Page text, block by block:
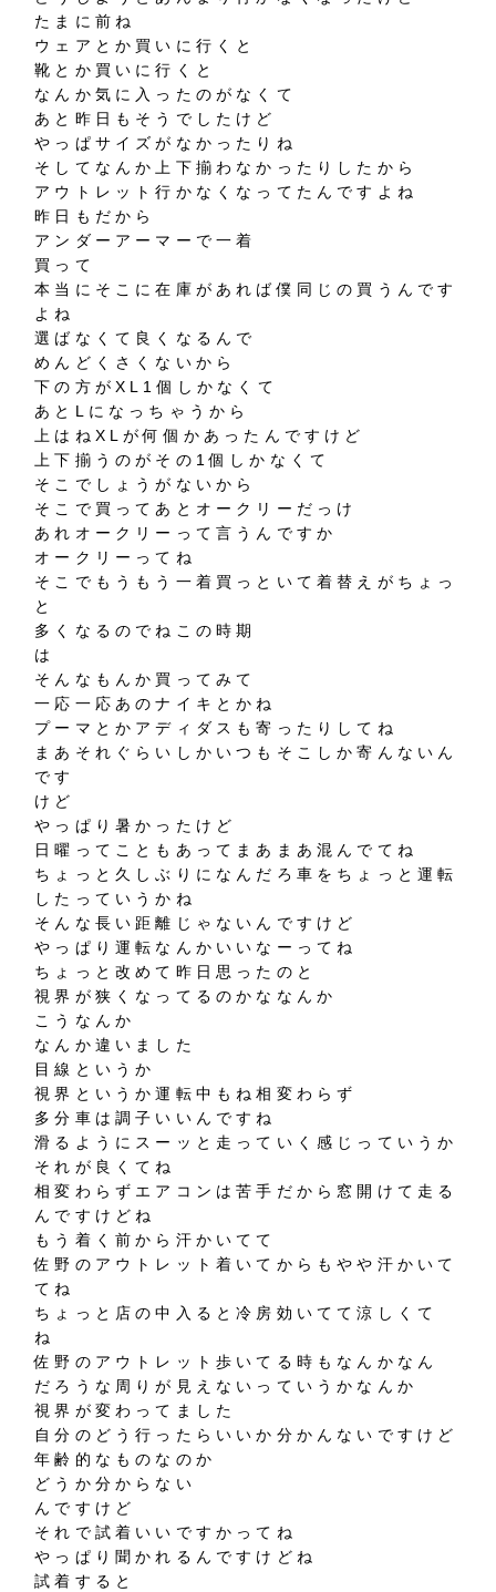
たまに前ね
ウェアとか買いに行くと
靴とか買いに行くと
なんか気に入ったのがなくて
あと昨日もそうでしたけど
やっぱサイズがなかったりね
そしてなんか上下揃わなかったりしたから
アウトレット行かなくなってたんですよね
昨日もだから
アンダーアーマーで一着
買って
本当にそこに在庫があれば僕同じの買うんです
よね
選ばなくて良くなるんで
めんどくさくないから
下の方がXL1個しかなくて
あとLになっちゃうから
上はねXLが何個かあったんですけど
上下揃うのがその1個しかなくて
そこでしょうがないから
そこで買ってあとオークリーだっけ
あれオークリーって言うんですか
オークリーってね
そこでもうもう一着買っといて着替えがちょっ
と
多くなるのでねこの時期
は
そんなもんか買ってみて
一応一応あのナイキとかね
プーマとかアディダスも寄ったりしてね
まあそれぐらいしかいつもそこしか寄んないん
です
けど
やっぱり暑かったけど
日曜ってこともあってまあまあ混んでてね
ちょっと久しぶりになんだろ車をちょっと運転
したっていうかね
そんな長い距離じゃないんですけど
やっぱり運転なんかいいなーってね
ちょっと改めて昨日思ったのと
視界が狭くなってるのかななんか
こうなんか
なんか違いました
目線というか
視界というか運転中もね相変わらず
多分車は調子いいんですね
滑るようにスーッと走っていく感じっていうか
それが良くてね
相変わらずエアコンは苦手だから窓開けて走る
んですけどね
もう着く前から汗かいてて
佐野のアウトレット着いてからもやや汗かいて
てね
ちょっと店の中入ると冷房効いてて涼しくて
ね
佐野のアウトレット歩いてる時もなんかなん
だろうな周りが見えないっていうかなんか
視界が変わってました
自分のどう行ったらいいか分かんないですけど
年齢的なものなのか
どうか分からない
んですけど
それで試着いいですかってね
やっぱり聞かれるんですけどね
試着すると